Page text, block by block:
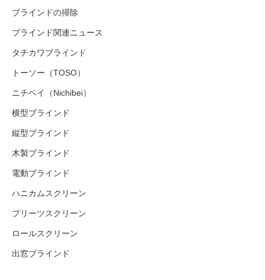
ブラインドの掃除
ブラインド関連ニュース
タチカワブラインド
トーソー（TOSO）
ニチベイ（Nichibei）
横型ブラインド
縦型ブラインド
木製ブラインド
電動ブラインド
ハニカムスクリーン
プリーツスクリーン
ロールスクリーン
出窓ブラインド